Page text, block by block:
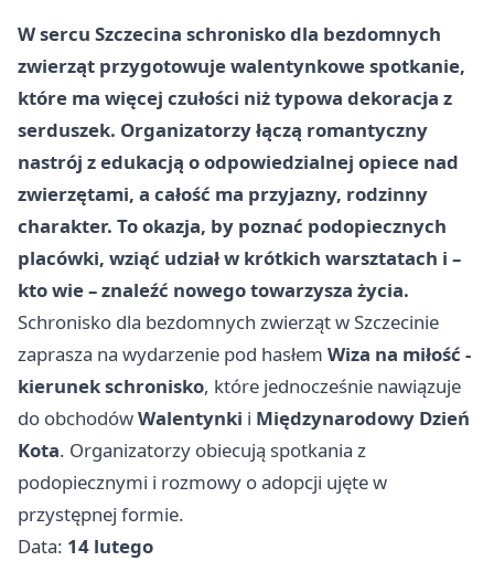
W sercu Szczecina schronisko dla bezdomnych
zwierząt przygotowuje walentynkowe spotkanie,
które ma więcej czułości niż typowa dekoracja z
serduszek. Organizatorzy łączą romantyczny
nastrój z edukacją o odpowiedzialnej opiece nad
zwierzętami, a całość ma przyjazny, rodzinny
charakter. To okazja, by poznać podopiecznych
placówki, wziąć udział w krótkich warsztatach i –
kto wie – znaleźć nowego towarzysza życia.
Schronisko dla bezdomnych zwierząt w Szczecinie
zaprasza na wydarzenie pod hasłem Wiza na miłość -
kierunek schronisko, które jednocześnie nawiązuje
do obchodówWalentynki i Międzynarodowy Dzień
Kota. Organizatorzy obiecują spotkania z
podopiecznymi i rozmowy o adopcji ujęte w
przystępnej formie.
Data: 14 lutego